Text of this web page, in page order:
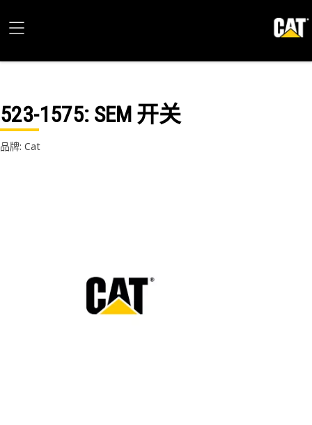
523-1575: SEM 开关
品牌: Cat